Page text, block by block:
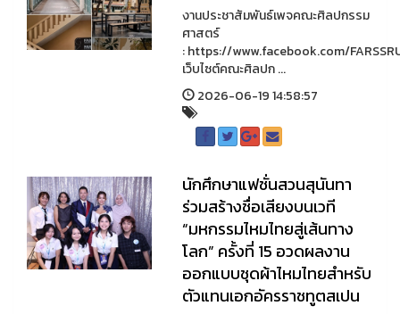
งานประชาสัมพันธ์เพจคณะศิลปกรรม
ศาสตร์
: https://www.facebook.com/
เว็บไซต์คณะศิลปก ...
2026-06-19 14:58:57
นักศึกษาแฟชั่นสวนสุนันทา
ร่วมสร้างชื่อเสียงบนเวที
“มหกรรมไหมไทยสู่เส้นทาง
โลก” ครั้งที่ 15 อวดผลงาน
ออกแบบชุดผ้าไหมไทยสำหรับ
ตัวแทนเอกอัครราชทูตสเปน